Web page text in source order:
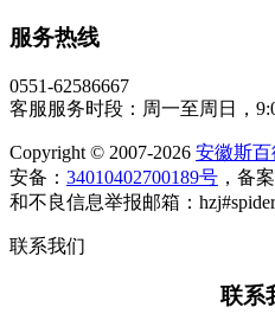
服务热线
0551-62586667
客服服务时段：周一至周日，
Copyright © 2007-2026 安徽斯百
安备： 34010402700189号 ，备
和不良信息举报邮箱：
联系我们
联系